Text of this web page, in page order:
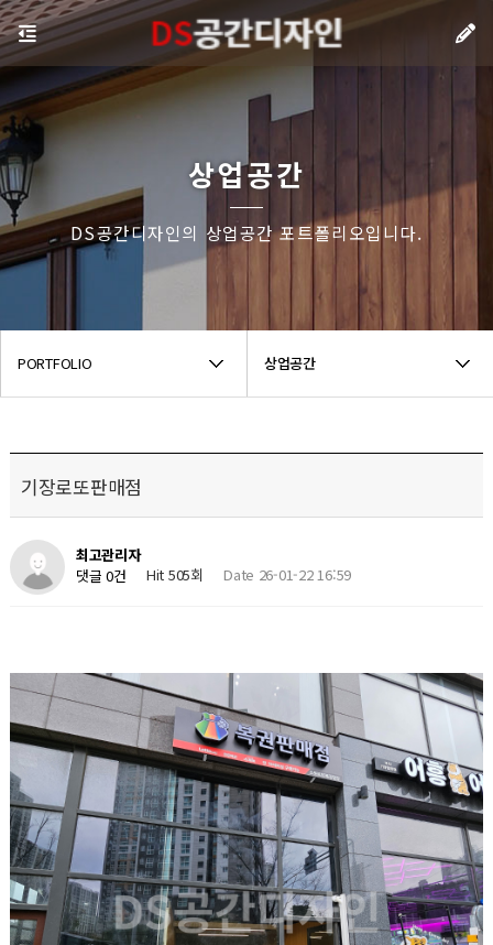
상업공간
DS공간디자인의 상업공간 포트폴리오입니다.
PORTFOLIO 상업공간
기장로또판매점
최고관리자
댓글 0건
Hit 505회 Date 26-01-22 16:59